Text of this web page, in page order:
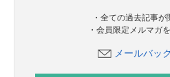
・全ての過去記事
・会員限定メルマガ
メールバッ